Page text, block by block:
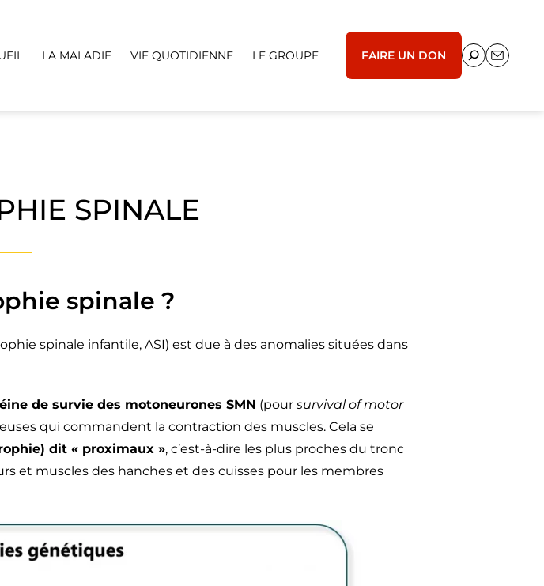
LA MALADIE VIE QUOTIDIENNE LE GROUPE FAIRE UN DON
SPINALE
spinale ?
spinale infantile, ASI) est due à des anomalies situées dans
de survie des motoneurones SMN (pour survival of motor
qui commandent la contraction des muscles. Cela se
dit « proximaux », c’est-à-dire les plus proches du tronc
et muscles des hanches et des cuisses pour les membres